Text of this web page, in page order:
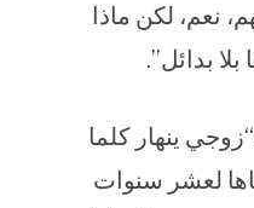
نعم، لكن ماذا
بدائل”.
ينهار كلما
لعشر سنوات